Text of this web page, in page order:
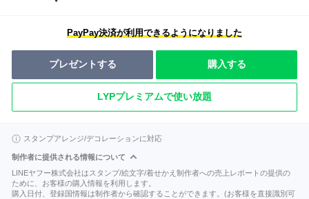
PayPay決済が利用できるようになりました
プレゼントする 購入する
LYPプレミアムで使い放題
スタンプアレンジ/デコレーションに対応
制作者に提供される情報について
LINEヤフー株式会社はスタンプ/絵文字/着せかえ制作者への売上レポートの提供の
ために、お客様の購入情報を利用します。
購入日付、登録国情報は制作者から確認することができます。(お客様を直接識別可